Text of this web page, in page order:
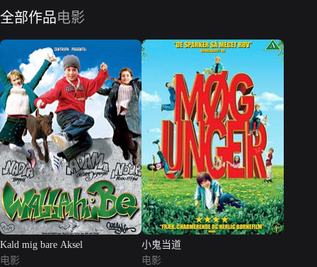
全部作品电影
Kald mig bare Aksel
电影
小鬼当道
电影